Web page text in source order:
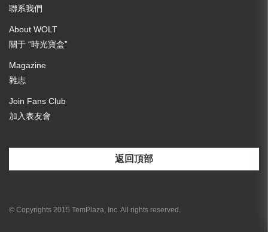
聯系我們
About WOLT
關于 “時光寶盒”
Magazine
雜志
Join Fans Club
加入表友會
返回頂部
© Copyrights 2015 TemPlaza, Inc. All rights reserved.